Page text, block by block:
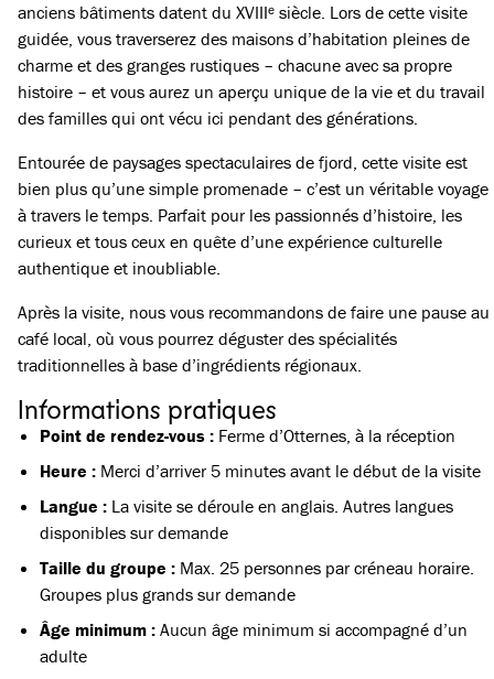
anciens bâtiments datent du XVIIIᵉ siècle. Lors de cette visite
guidée, vous traverserez des maisons d’habitation pleines de
charme et des granges rustiques – chacune avec sa propre
histoire – et vous aurez un aperçu unique de la vie et du travail
des familles qui ont vécu ici pendant des générations.
Entourée de paysages spectaculaires de fjord, cette visite est
bien plus qu’une simple promenade – c’est un véritable voyage
à travers le temps. Parfait pour les passionnés d’histoire, les
curieux et tous ceux en quête d’une expérience culturelle
authentique et inoubliable.
Après la visite, nous vous recommandons de faire une pause au
café local, où vous pourrez déguster des spécialités
traditionnelles à base d’ingrédients régionaux.
Informations pratiques
Point de rendez-vous : Ferme d’Otternes, à la réception
Heure : Merci d’arriver 5 minutes avant le début de la visite
Langue : La visite se déroule en anglais. Autres langues
disponibles sur demande
Taille du groupe : Max. 25 personnes par créneau horaire.
Groupes plus grands sur demande
Âge minimum : Aucun âge minimum si accompagné d’un
adulte